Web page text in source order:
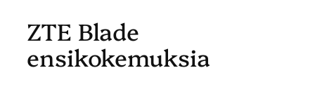
ZTE Blade
ensikokemuksia